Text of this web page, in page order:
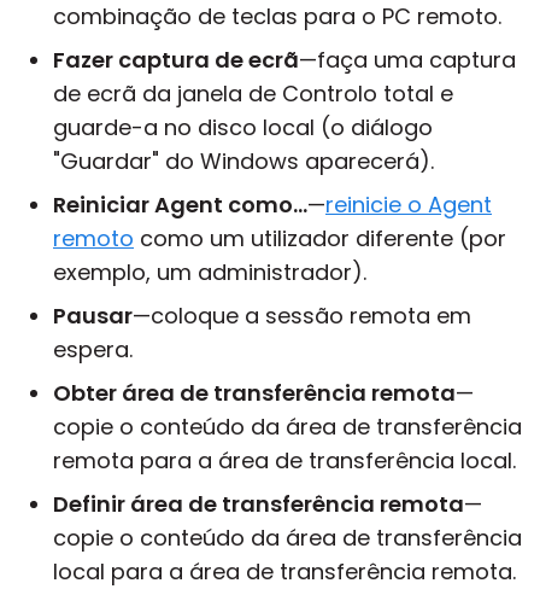
combinação de teclas para o PC remoto.
Fazer captura de ecrã—faça uma captura
de ecrã da janela de Controlo total e
guarde-a no disco local (o diálogo
"Guardar" do Windows aparecerá).
Reiniciar Agent como...—reinicie o Agent
remoto como um utilizador diferente (por
exemplo, um administrador).
Pausar—coloque a sessão remota em
espera.
Obter área de transferência remota—
copie o conteúdo da área de transferência
remota para a área de transferência local.
Definir área de transferência remota—
copie o conteúdo da área de transferência
local para a área de transferência remota.